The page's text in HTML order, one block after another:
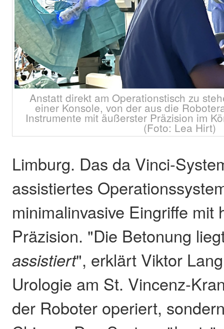
Anstatt direkt am Operationstisch zu
einer Konsole, von der aus die
Instrumente mit äußerster Präzision im
(Foto: Lea Hirt)
Limburg. Das da Vinci-
assistiertes
minimalinvasive Eingriffe mit
Präzision. "Die Betonung
assistiert", erklärt Viktor
Urologie am St. Vincenz-
der Roboter operiert,